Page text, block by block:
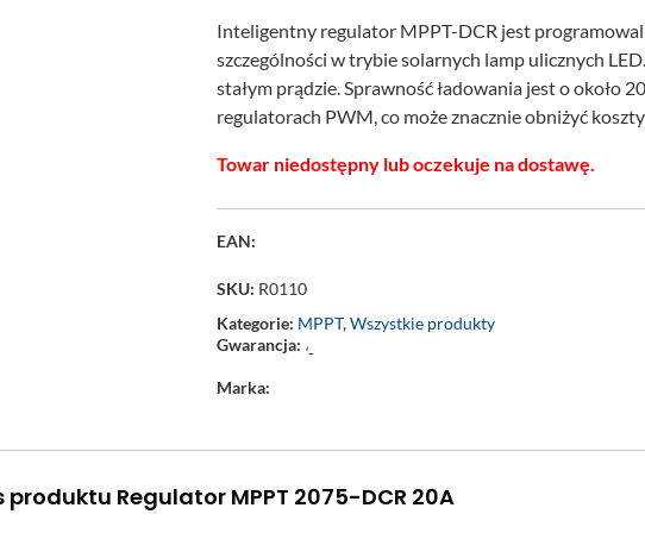
Inteligentny regulator MPPT-DCR jest
szczególności w trybie solarnych lamp ulicznych
stałym prądzie. Sprawność ładowania jest o około
regulatorach PWM, co może znacznie obniżyć
Towar niedostępny lub oczekuje na dostawę.
EAN:
SKU: R0110
Kategorie: MPPT,Wszystkie produkty
Gwarancja: ‘-
Marka:
produktu Regulator MPPT 2075-DCR 20A